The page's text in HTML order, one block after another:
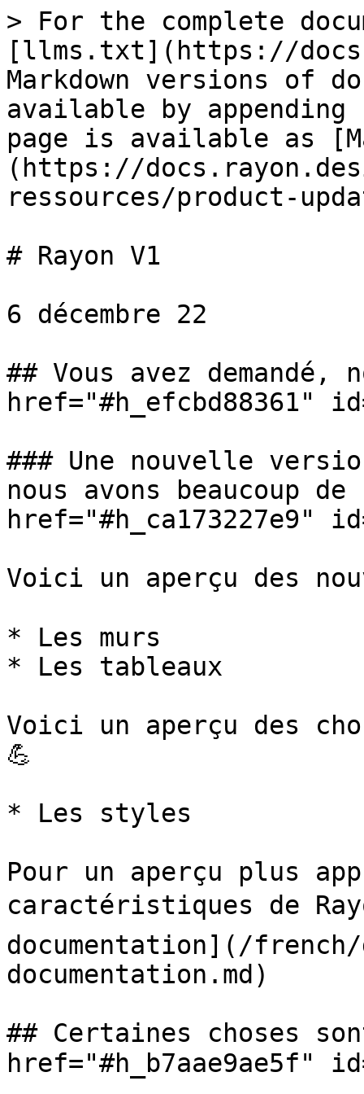
> For the complete
[llms.txt](https://
Markdown versions of
available by
page is available as
(https://
ressources/product-
# Rayon V1
6 décembre 22
## Vous avez demandé,
href="#h_efcbd88361"
### Une nouvelle
nous avons beaucoup
href="#h_ca173227e9"
Voici un aperçu des
* Les murs
* Les tableaux
Voici un aperçu des
💪
* Les styles
Pour un aperçu plus
caractéristiques de
documentation](/
documentation.md)
## Certaines choses
href="#h_b7aae9ae5f"